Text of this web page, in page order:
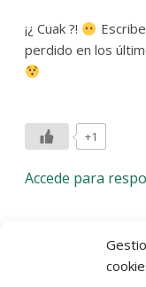
¡¿ Cuak ?!
perdido en los
+1
Accede para
Deja una